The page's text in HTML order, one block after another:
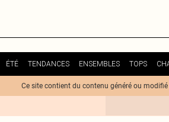
ÉTÉ TENDANCES ENSEMBLES TOPS
Ce site contient du contenu généré ou modifié